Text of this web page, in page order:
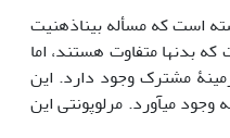
است که مسأله بیناذهنیت
بدن­ها متفاوت هستند، اما
مشترک وجود دارد. این
وجود می­آورد. مرلوپونتی این